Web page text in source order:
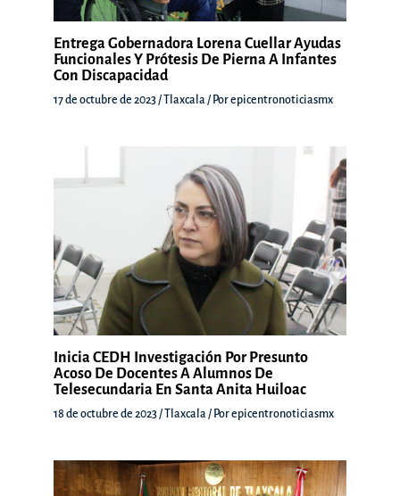
Entrega Gobernadora Lorena Cuellar Ayudas
Funcionales Y Prótesis De Pierna A Infantes
Con Discapacidad
17 de octubre de 2023 /Tlaxcala / Porepicentronoticiasmx
Inicia CEDH Investigación Por Presunto
Acoso De Docentes A Alumnos De
Telesecundaria En Santa Anita Huiloac
18 de octubre de 2023/ Tlaxcala / Porepicentronoticiasmx